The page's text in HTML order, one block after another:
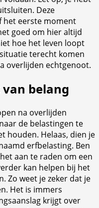
Deze
het eerste moment
goed om hier altijd
hoe het leven loopt
terecht komen
overlijden echtgenoot.
belang
na overlijden
de belastingen te
houden. Helaas, dien je
erfbelasting. Ben
aan te raden om een
kan helpen bij het
Zo weet je zeker dat je
Het is immers
krijgt over